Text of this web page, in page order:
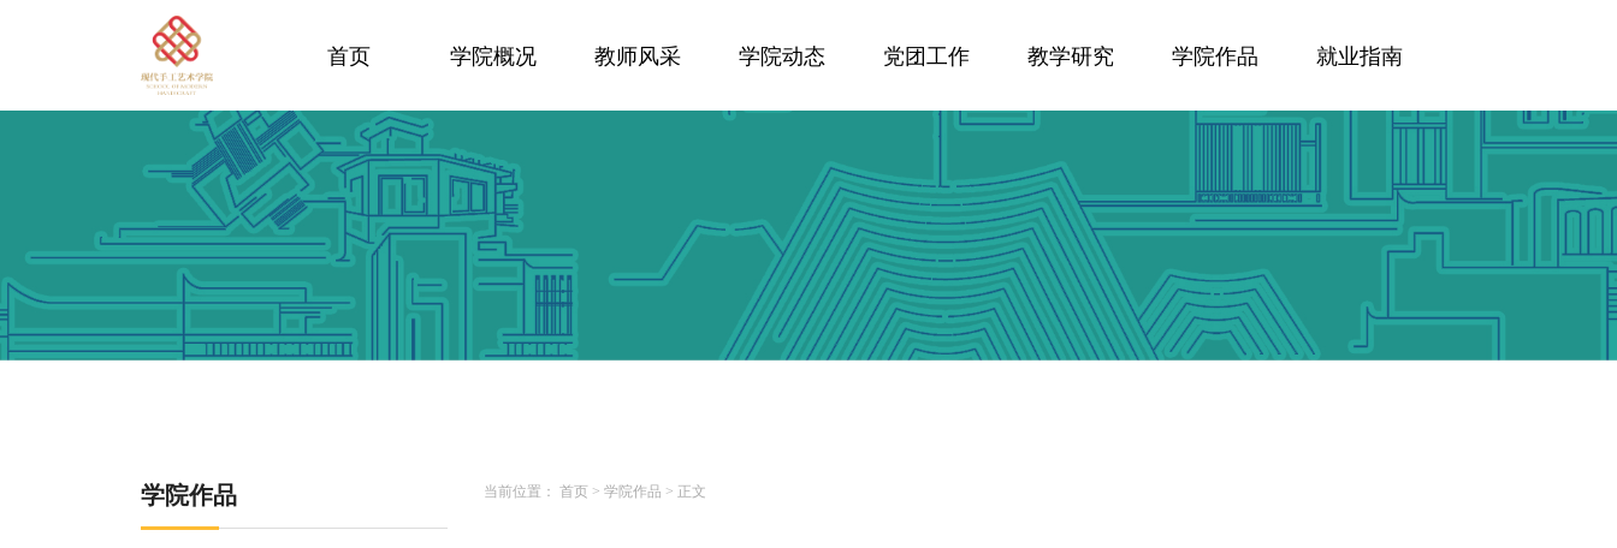
首页 学院概况 教师风采 学院动态 党团工作 教学研究 学院作品 就业指南
学院作品 当前位置： 首页 > 学院作品 > 正文